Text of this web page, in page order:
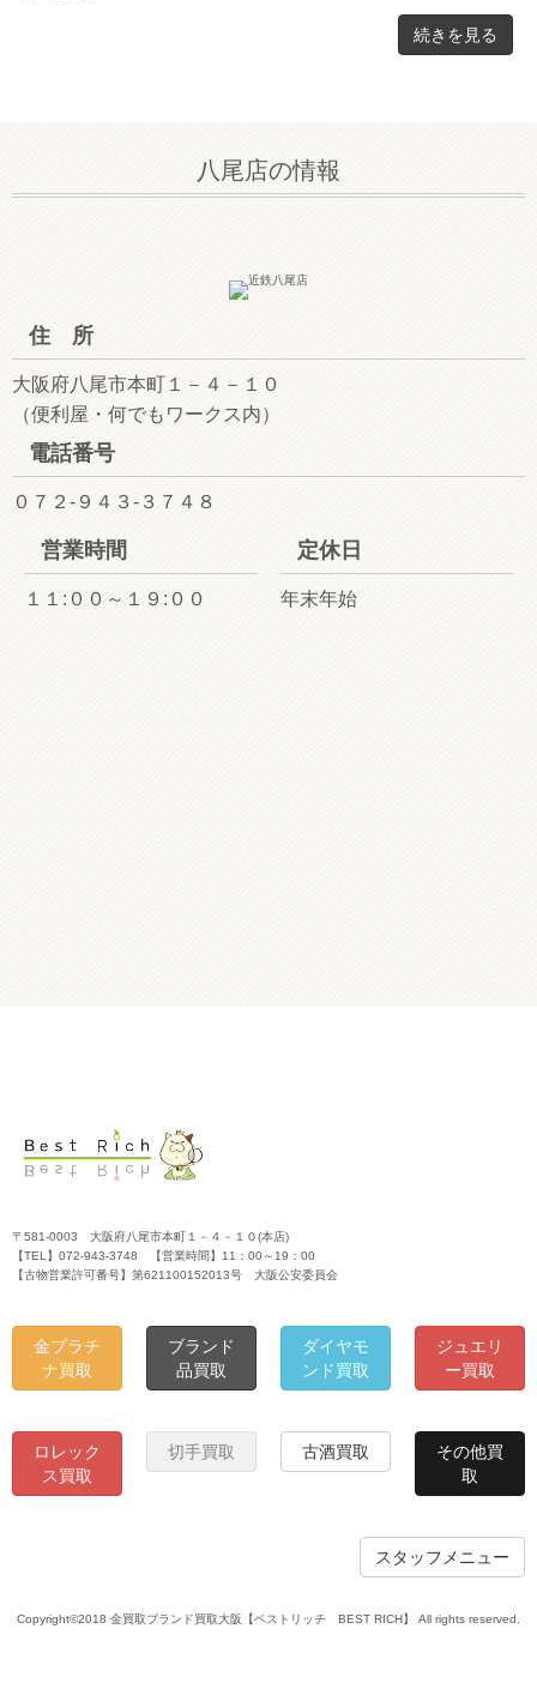
続きを見る
八尾店の情報
住 所
大阪府八尾市本町１－４－１０
（便利屋・何でもワークス内）
電話番号
０７２-９４３-３７４８
営業時間
１１:００～１９:００
定休日
年末年始
〒581-0003 大阪府八尾市本町１－４－１０(本店)
【TEL】072-943-3748 【営業時間】11：00～19：00
【古物営業許可番号】第621100152013号 大阪公安委員会
金プラチ
ナ買取
ブランド
品買取
ダイヤモ
ンド買取
ジュエリ
ー買取
ロレック
ス買取
切手買取 古酒買取
その他買
取
スタッフメニュー
Copyright©2018 金買取ブランド買取大阪【ベストリッチ BEST RICH】 All rights reserved.